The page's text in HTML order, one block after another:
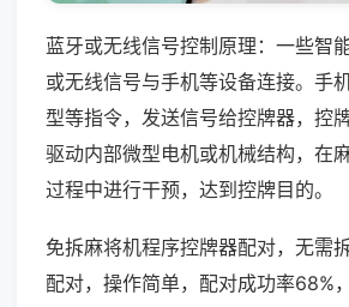
蓝牙或无线信号控制原理：一些智
或无线信号与手机等设备连接。手
型等指令，发送信号给控牌器，控
驱动内部微型电机或机械结构，在
过程中进行干预，达到控牌目的。
免拆麻将机程序控牌器配对，无需
配对，操作简单，配对成功率68%